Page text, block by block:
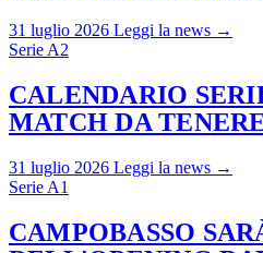
31 luglio 2026 Leggi la news →
Serie A2
CALENDARIO
MATCH DA
31 luglio 2026 Leggi la news →
Serie A1
CAMPOBASSO